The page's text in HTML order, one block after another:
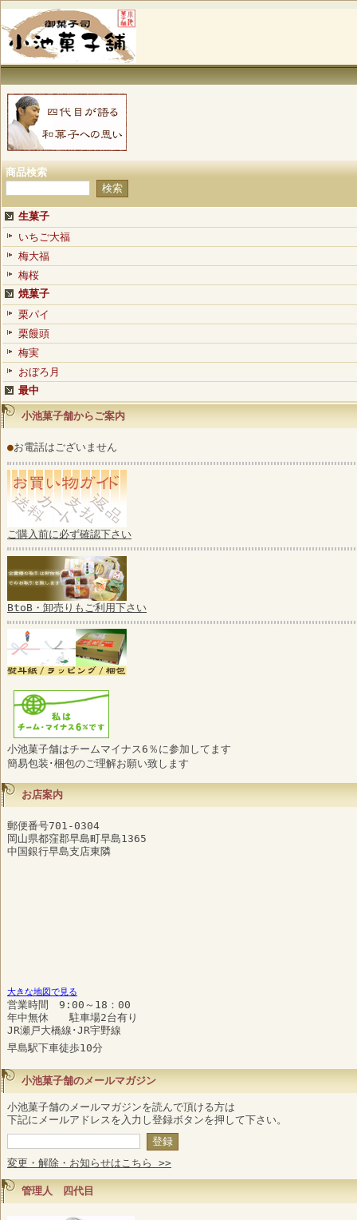
商品検索
生菓子
いちご大福
梅大福
梅桜
焼菓子
栗パイ
栗饅頭
梅実
おぼろ月
最中
小池菓子舗からご案内
●お電話はございません
ご購入前に必ず確認下さい
BtoB・卸売りもご利用下さい
小池菓子舗はチームマイナス6％に参加してます
簡易包装･梱包のご理解お願い致します
お店案内
郵便番号701-0304
岡山県都窪郡早島町早島1365
中国銀行早島支店東隣
大きな地図で見る
営業時間 9:00～18：00
年中無休 駐車場2台有り
JR瀬戸大橋線･JR宇野線
早島駅下車徒歩10分
小池菓子舗のメールマガジン
小池菓子舗のメールマガジンを読んで頂ける方は
下記にメールアドレスを入力し登録ボタンを押して下さい。
変更・解除・お知らせはこちら >>
管理人 四代目